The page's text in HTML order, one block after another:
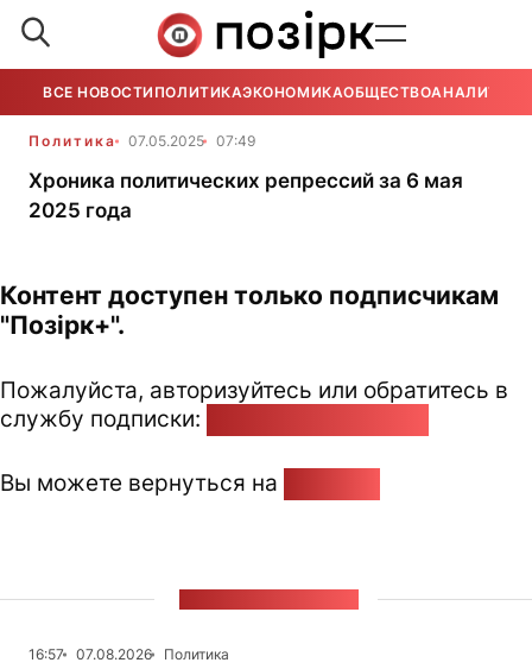
ВСЕ НОВОСТИ ПОЛИТИКАЭКОНОМИКАОБЩЕСТВОАНАЛИТИКА
Политика 07.05.2025 07:49
Хроника политических репрессий за 6 мая
2025 года
Контент доступен только подписчикам
"Позірк+".
Пожалуйста, авторизуйтесь или обратитесь в
службу подписки:
Вы можете вернуться на
16:57 07.08.2026
Политика